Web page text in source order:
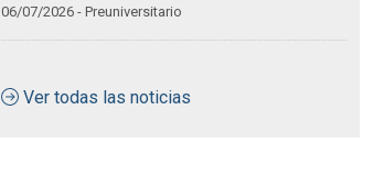
06/07/2026 - Preuniversitario
Ver todas las noticias